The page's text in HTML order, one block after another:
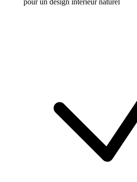
pour un design intérieur naturel